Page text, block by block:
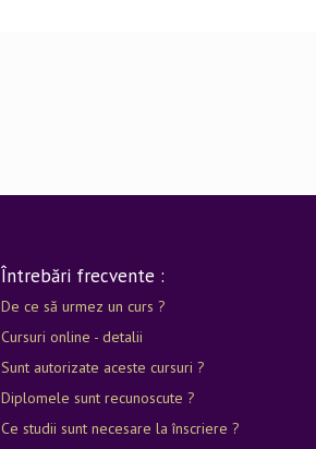
Întrebări frecvente :
De ce să urmez un curs ?
Cursuri online - detalii
Sunt autorizate aceste cursuri ?
Diplomele sunt recunoscute ?
Ce studii sunt necesare la înscriere ?